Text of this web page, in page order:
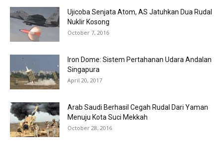
Ujicoba Senjata Atom, AS Jatuhkan Dua Rudal
Nuklir Kosong
October 7, 2016
Iron Dome: Sistem Pertahanan Udara Andalan
Singapura
April 20, 2017
Arab Saudi Berhasil Cegah Rudal Dari Yaman
Menuju Kota Suci Mekkah
October 28, 2016